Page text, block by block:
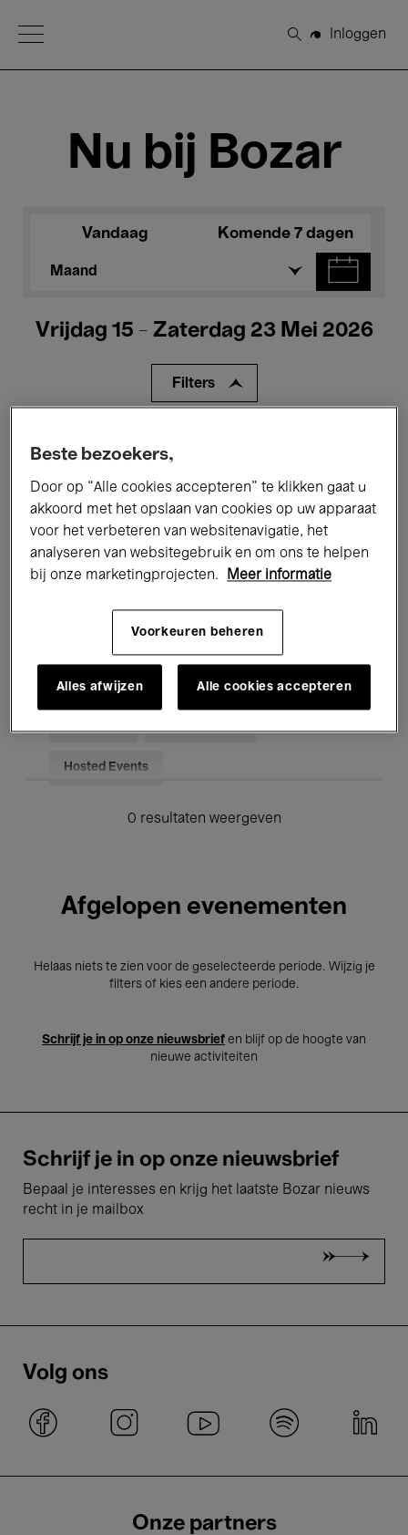
Open Menu
Zoeken
Inloggen
Nu bij Bozar
Vandaag Komende 7 dagen
Maand
Vrijdag 15 - Zaterdag 23 Mei 2026
Filters
Tentoonstellingen Films
Performances Lezingen & Debatten
Jazz Klassieke Muziek Global Music
Elektronische Muziek
Voor iedereen Kids’ Palace
Hosted Events
0 resultaten weergeven
Afgelopen evenementen
Helaas niets te zien voor de geselecteerde periode. Wijzig je
filters of kies een andere periode.
Schrijf je in op onze nieuwsbrief en blijf op de hoogte van
nieuwe activiteiten
Schrijf je in op onze nieuwsbrief
Bepaal je interesses en krijg het laatste Bozar nieuws
recht in je mailbox
Volg ons
Onze partners
Beste bezoekers,
Door op “Alle cookies accepteren” te klikken gaat u
akkoord met het opslaan van cookies op uw apparaat
voor het verbeteren van websitenavigatie, het
analyseren van websitegebruik en om ons te helpen
bij onze marketingprojecten.
Meer informatie
Voorkeuren beheren
Alles afwijzen Alle cookies accepteren